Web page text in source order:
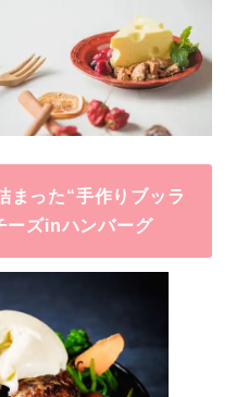
まった“手作りブッラ
ーズinハンバーグ